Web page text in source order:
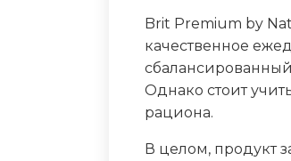
Brit Premium by
качественное
Однако стоит
рациона.
В целом, продукт